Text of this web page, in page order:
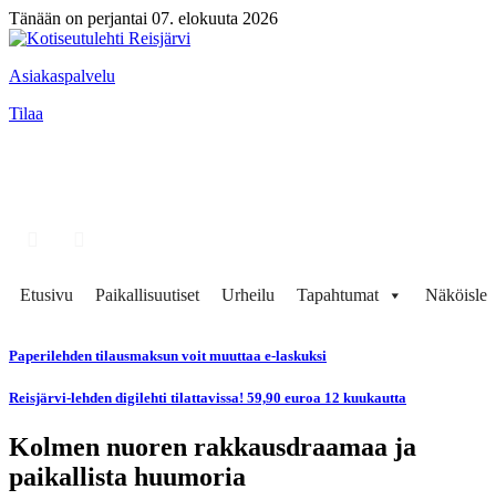
Tänään on perjantai 07. elokuuta 2026
Asiakaspalvelu
Tilaa
Etusivu Paikallisuutiset Urheilu Tapahtumat
Paperilehden tilausmaksun voit muuttaa e-laskuksi
Reisjärvi-lehden digilehti tilattavissa! 59,90 euroa 12 kuukautta
Kolmen nuoren rakkausdraamaa ja
paikallista huumoria